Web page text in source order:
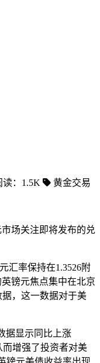
读：1.5K 黄金交易
场关注即将发布的兑
汇率保持在1.3526附
镑元焦点集中在北京
，这一数据对于美
据显示同比上涨
而增强了投资者对美